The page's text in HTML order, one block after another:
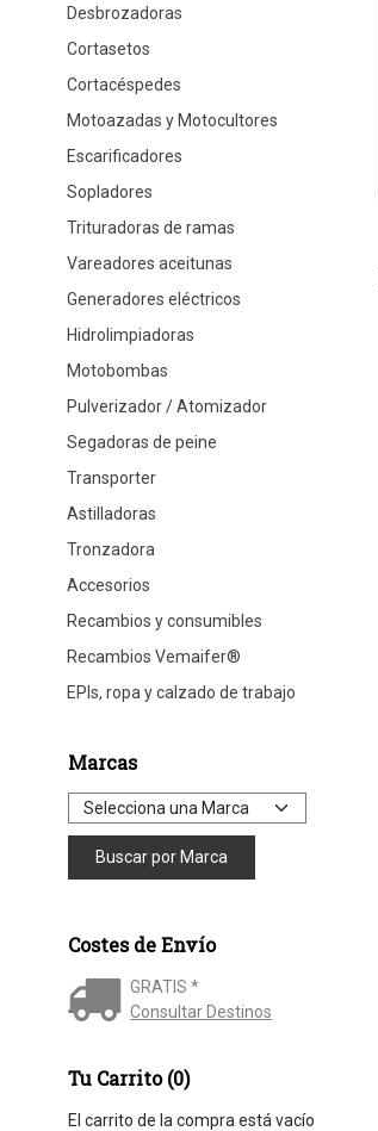
Desbrozadoras
Cortasetos
Cortacéspedes
Motoazadas y Motocultores
Escarificadores
Sopladores
Trituradoras de ramas
Vareadores aceitunas
Generadores eléctricos
Hidrolimpiadoras
Motobombas
Pulverizador / Atomizador
Segadoras de peine
Transporter
Astilladoras
Tronzadora
Accesorios
Recambios y consumibles
Recambios Vemaifer®
EPIs, ropa y calzado de trabajo
Marcas
Costes de Envío
GRATIS *
Consultar Destinos
Tu Carrito (0)
El carrito de la compra está vacío